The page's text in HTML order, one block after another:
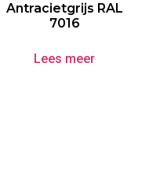
Antracietgrijs RAL
7016
Lees meer